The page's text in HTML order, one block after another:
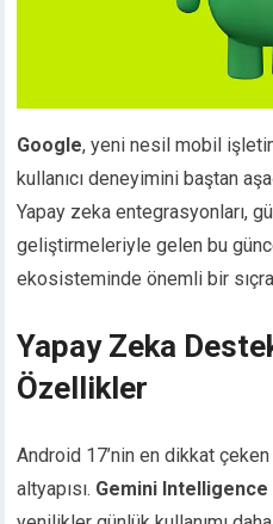
Google, yeni nesil mobil
kullanıcı deneyimini baştan
Yapay zeka entegrasyonları,
geliştirmeleriyle gelen bu
ekosisteminde önemli bir
Yapay Zeka
Özellikler
Android 17’nin en dikkat
altyapısı. Gemini Intelligence